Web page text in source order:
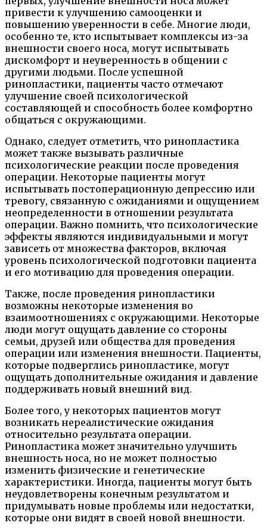
привести к улучшению самооценки и
повышению уверенности в себе. Многие люди,
особенно те, кто испытывает комплексы из-за
внешности своего носа, могут испытывать
дискомфорт и неуверенность в общении с
другими людьми. После успешной
ринопластики, пациенты часто отмечают
улучшение своей психологической
составляющей и способность более комфортно
общаться с окружающими.
Однако, следует отметить, что ринопластика
может также вызывать различные
психологические реакции после проведения
операции. Некоторые пациенты могут
испытывать постоперационную депрессию или
тревогу, связанную с ожиданиями и ощущением
неопределенности в отношении результата
операции. Важно помнить, что психологические
эффекты являются индивидуальными и могут
зависеть от множества факторов, включая
уровень психологической подготовки пациента
и его мотивацию для проведения операции.
Также, после проведения ринопластики
возможны некоторые изменения во
взаимоотношениях с окружающими. Некоторые
люди могут ощущать давление со стороны
семьи, друзей или общества для проведения
операции или изменения внешности. Пациенты,
которые подверглись ринопластике, могут
ощущать дополнительные ожидания и давление
поддерживать новый внешний вид.
Более того, у некоторых пациентов могут
возникать нереалистические ожидания
относительно результата операции.
Ринопластика может значительно улучшить
внешность носа, но не может полностью
изменить физические и генетические
характеристики. Иногда, пациенты могут быть
неудовлетворены конечным результатом и
придумывать новые проблемы или недостатки,
которые они видят в своей новой внешности.